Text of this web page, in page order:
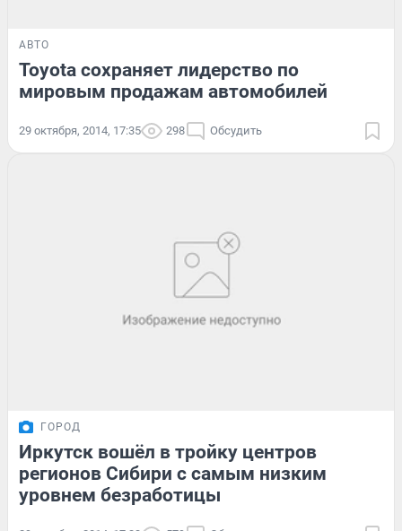
АВТО
Toyota сохраняет лидерство по
мировым продажам автомобилей
29 октября, 2014, 17:35 298 Обсудить
ГОРОД
Иркутск вошёл в тройку центров
регионов Сибири с самым низким
уровнем безработицы